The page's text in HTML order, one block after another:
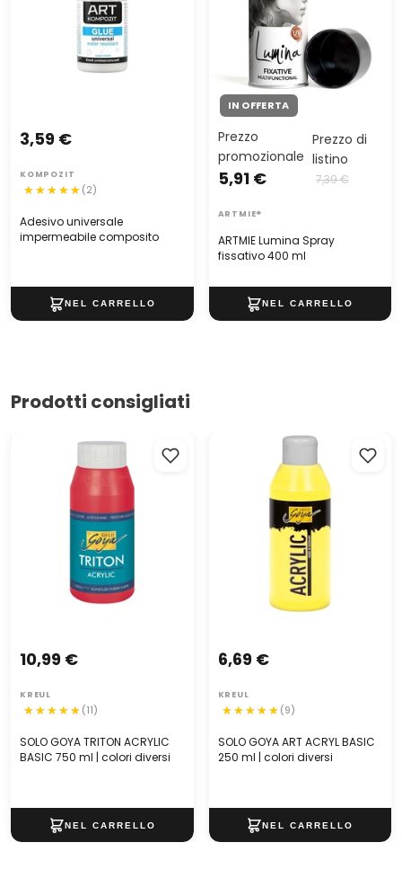
Adesivo universale
impermeabile composito
3,59 €
KOMPOZIT
(2)
IN OFFERTA
ARTMIE Lumina Spray
fissativo 400 ml
Prezzo
promozionale
5,91 €
Prezzo di
listino
7,39 €
ARTMIE®
Prodotti consigliati
SOLO GOYA TRITON ACRYLIC
BASIC 750 ml | colori diversi
SOLO GOYA TRITON ACRYLIC
BASIC 750 ml | colori diversi
10,99 €
KREUL
(11)
SOLO GOYA ART ACRYL BASIC
250 ml | colori diversi
SOLO GOYA ART ACRYL BASIC
250 ml | colori diversi
6,69 €
KREUL
(9)